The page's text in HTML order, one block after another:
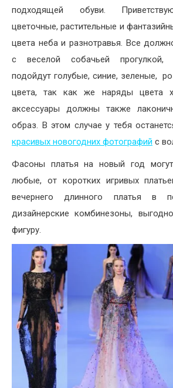
подходящей обуви.
цветочные, растительные и
цвета неба и разнотравья. Все
с веселой собачьей прогулкой,
подойдут голубые, синие, зеленые,
цвета, так как же наряды цвета
аксессуары должны также
образ. В этом случае у тебя
красивых новогодних фотографий с
Фасоны платья на новый год
любые, от коротких игривых
вечернего длинного платья в
дизайнерские комбинезоны,
фигуру.